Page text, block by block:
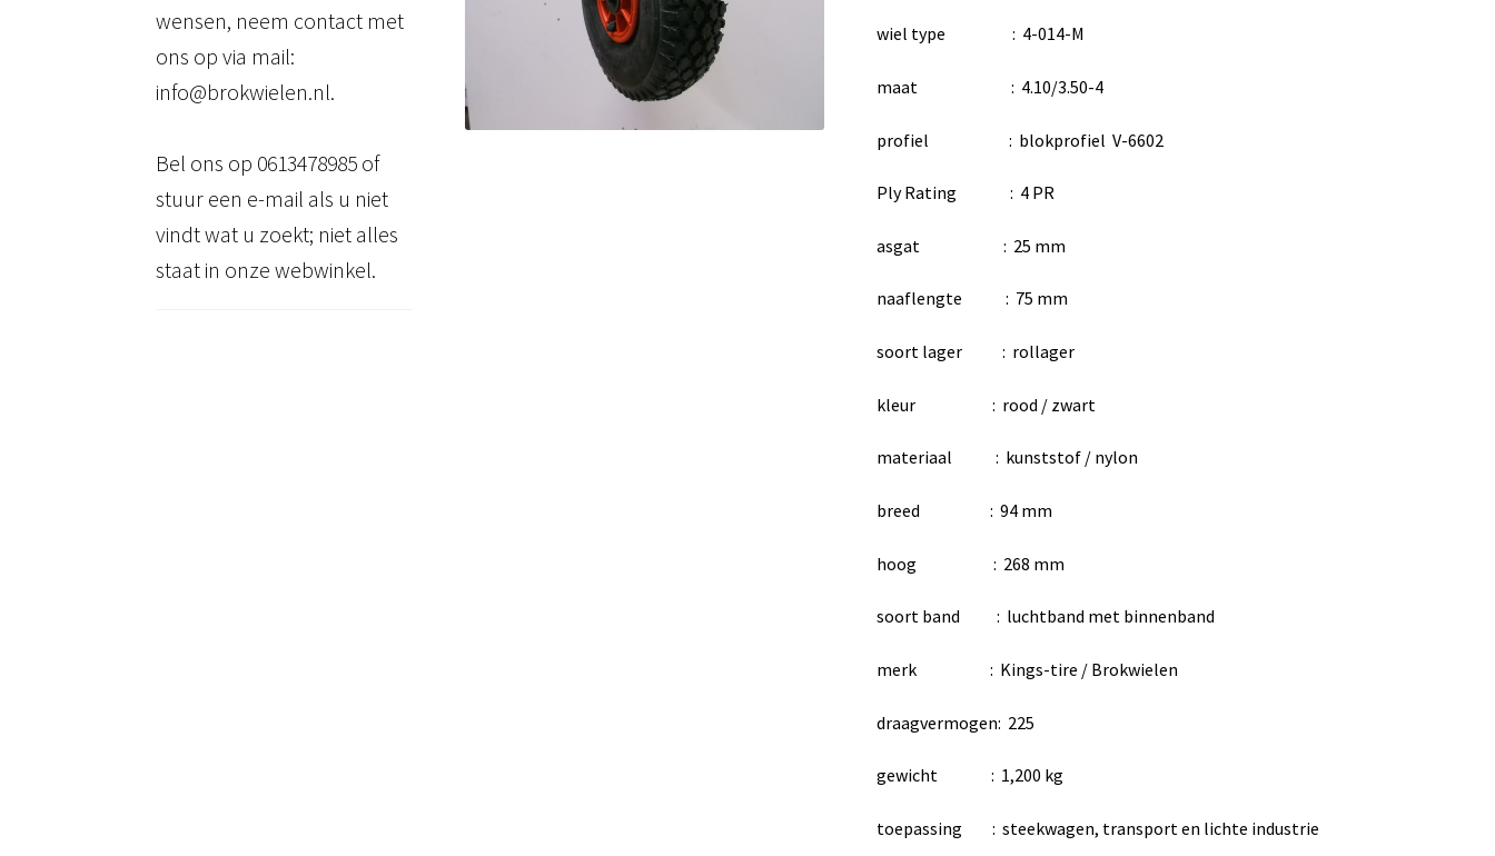
wiel type : 4-014-M
maat : 4.10/3.50-4
profiel : blokprofiel V-6602
Ply Rating : 4 PR
asgat : 25 mm
naaflengte : 75 mm
soort lager : rollager
kleur : rood / zwart
materiaal : kunststof / nylon
breed : 94 mm
hoog : 268 mm
soort band : luchtband met binnenband
merk : Kings-tire / Brokwielen
draagvermogen: 225
gewicht : 1,200 kg
toepassing : steekwagen, transport en lichte industrie
wensen, neem contact met
ons op via mail:
info@brokwielen.nl.
Bel ons op 0613478985 of
stuur een e-mail als u niet
vindt wat u zoekt; niet alles
staat in onze webwinkel.